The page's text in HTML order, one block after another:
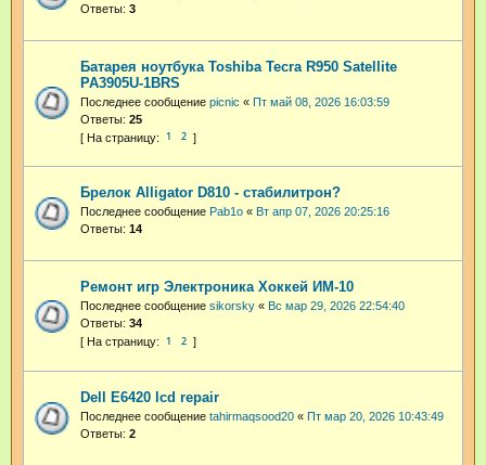
Ответы: 3
Батарея ноутбука Toshiba Tecra R950 Satellite
PA3905U-1BRS
Последнее сообщение picnic « Пт май 08, 2026 16:03:59
Ответы: 25
1 2
Брелок Alligator D810 - стабилитрон?
Последнее сообщение Pab1o « Вт апр 07, 2026 20:25:16
Ответы: 14
Ремонт игр Электроника Хоккей ИМ-10
Последнее сообщение sikorsky « Вс мар 29, 2026 22:54:40
Ответы: 34
1 2
Dell E6420 lcd repair
Последнее сообщение tahirmaqsood20 « Пт мар 20, 2026 10:43:49
Ответы: 2